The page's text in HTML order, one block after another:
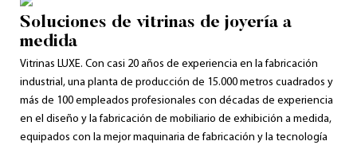
Soluciones de vitrinas de joyería a
medida
Vitrinas LUXE. Con casi 20 años de experiencia en la fabricación
industrial, una planta de producción de 15.000 metros cuadrados y
más de 100 empleados profesionales con décadas de experiencia
en el diseño y la fabricación de mobiliario de exhibición a medida,
equipados con la mejor maquinaria de fabricación y la tecnología